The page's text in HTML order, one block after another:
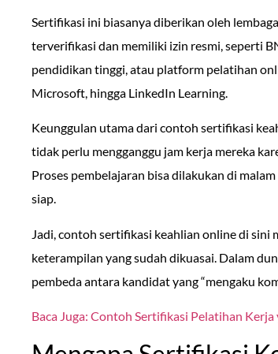
Sertifikasi ini biasanya diberikan oleh
terverifikasi dan memiliki izin resmi, seperti
pendidikan tinggi, atau platform pelatihan
Microsoft, hingga LinkedIn Learning.
Keunggulan utama dari contoh sertifikasi
tidak perlu mengganggu jam kerja mereka
Proses pembelajaran bisa dilakukan di
siap.
Jadi, contoh sertifikasi keahlian online di
keterampilan yang sudah dikuasai. Dalam
pembeda antara kandidat yang “mengaku
Baca Juga: Contoh Sertifikasi Pelatihan